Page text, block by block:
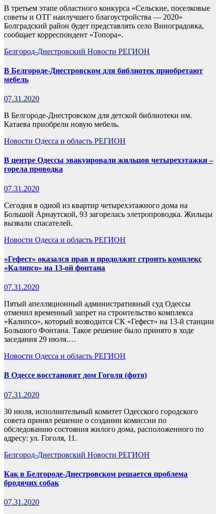
В третьем этапе областного конкурса «Сельские, поселковые
советы и ОТГ наилучшего благоустройства — 2020»
Болградский район будет представлять село Виноградовка,
сообщает корреспондент «Топора».
Белгород-Днестровский Новости РЕГИОН
В Белгороде-Днестровском для библиотек приобретают
мебель
07.31.2020
В Белгороде-Днестровском для детской библиотеки им.
Катаева приобрели новую мебель.
Новости Одесса и область РЕГИОН
В центре Одессы эвакуировали жильцов четырехэтажки –
горела проводка
07.31.2020
Сегодня в одной из квартир четырехэтажного дома на
Большой Арнаутской, 93 загорелась элетропроводка. Жильцы
вызвали спасателей.
Новости Одесса и область РЕГИОН
«Гефест» оказался прав и продолжит строить комплекс
«Калипсо» на 13-ой фонтана
07.31.2020
Пятый апелляционный административный суд Одессы
отменил временный запрет на строительство комплекса
«Калипсо», который возводится СК «Гефест» на 13-й станции
Большого Фонтана. Такое решение было принято в ходе
заседания 29 июля.…
Новости Одесса и область РЕГИОН
В Одессе восстановят дом Гоголя (фото)
07.31.2020
30 июля, исполнительный комитет Одесского городского
совета принял решение о создании комиссии по
обследованию состояния жилого дома, расположенного по
адресу: ул. Гоголя, 11.
Белгород-Днестровский Новости РЕГИОН
Как в Белгороде-Днестровском решается проблема
бродячих собак
07.31.2020